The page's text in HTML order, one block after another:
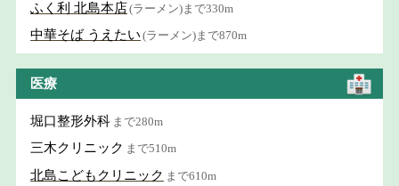
ふく利 北島本店(ラーメン)まで330m
中華そば うえたい (ラーメン)まで870m
医療
堀口整形外科 まで280m
三木クリニック まで510m
北島こどもクリニック まで610m